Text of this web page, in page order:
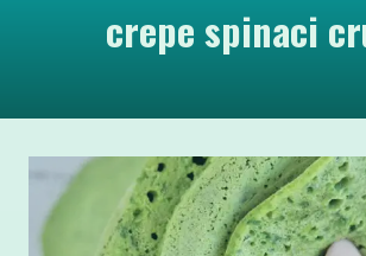
crepe spinaci